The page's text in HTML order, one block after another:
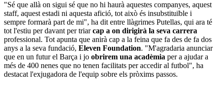
"Sé que allà on sigui sé que no hi haurà aquestes companyes, aquest
staff, aquest estadi ni aquesta afició, tot això és insubstituïble i
sempre formarà part de mi", ha dit entre llàgrimes Putellas, qui ara té
tot l'estiu per davant per triarcap a on dirigirà la seva carrera
professional. Tot apunta que anirà cap a la feina que fa des de fa dos
anys a la seva fundació, Eleven Foundation. "M'agradaria anunciar
que en un futur el Barça i jo obrirem una acadèmia per a ajudar a
més de 400 nenes que no tenen facilitats per accedir al futbol", ha
destacat l'exjugadora de l'equip sobre els pròxims passos.